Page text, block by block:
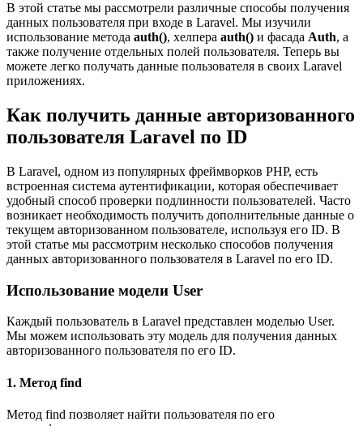
В этой статье мы рассмотрели различные способы получения
данных пользователя при входе в Laravel. Мы изучили
использование метода auth(), хелпера auth() и фасада Auth, а
также получение отдельных полей пользователя. Теперь вы
можете легко получать данные пользователя в своих Laravel
приложениях.
Как получить данные авторизованного
пользователя Laravel по ID
В Laravel, одном из популярных фреймворков PHP, есть
встроенная система аутентификации, которая обеспечивает
удобный способ проверки подлинности пользователей. Часто
возникает необходимость получить дополнительные данные о
текущем авторизованном пользователе, используя его ID. В
этой статье мы рассмотрим несколько способов получения
данных авторизованного пользователя в Laravel по его ID.
Использование модели User
Каждый пользователь в Laravel представлен моделью User.
Мы можем использовать эту модель для получения данных
авторизованного пользователя по его ID.
1. Метод find
Метод find позволяет найти пользователя по его